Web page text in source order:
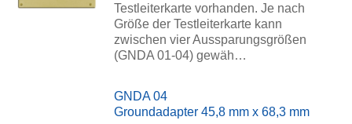
Testleiterkarte vorhanden. Je nach
Größe der Testleiterkarte kann
zwischen vier Aussparungsgrößen
(GNDA 01-04) gewäh…
GNDA 04
Groundadapter 45,8 mm x 68,3 mm